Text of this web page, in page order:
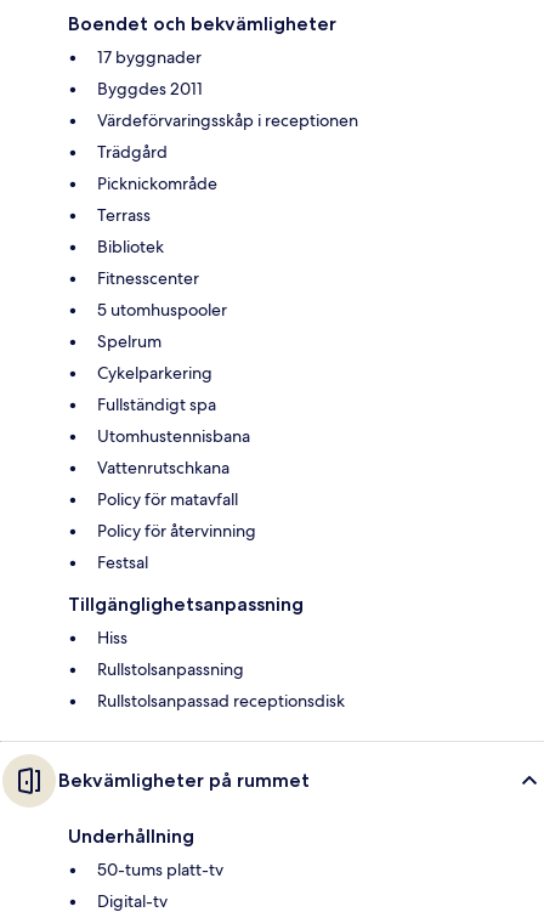
Boendet och bekvämligheter
17 byggnader
Byggdes 2011
Värdeförvaringsskåp i receptionen
Trädgård
Picknickområde
Terrass
Bibliotek
Fitnesscenter
5 utomhuspooler
Spelrum
Cykelparkering
Fullständigt spa
Utomhustennisbana
Vattenrutschkana
Policy för matavfall
Policy för återvinning
Festsal
Tillgänglighetsanpassning
Hiss
Rullstolsanpassning
Rullstolsanpassad receptionsdisk
Bekvämligheter på rummet
Underhållning
50-tums platt-tv
Digital-tv